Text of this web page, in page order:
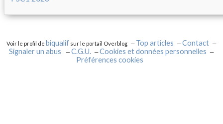
Voir le profil de biqualif sur le portail Overblog Top articles
Contact
Signaler un abus
C.G.U.
Cookies et données personnelles
Préférences cookies